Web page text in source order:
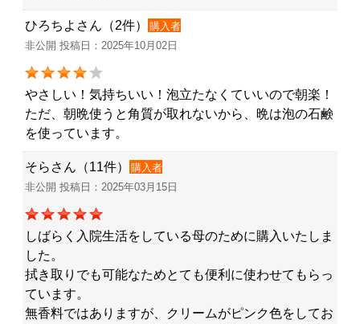
ひろちよさん（2件）
購入者
非公開 投稿日：2025年10月02日
やさしい！気持ちいい！泡立たなくていいので朝楽！
ただ、朝晩使うと角質が取れないから、晩は泡の石鹸
を使っています。
そらさん（11件）
購入者
非公開 投稿日：2025年03月15日
しばらく入院生活をしている母のために購入いたしま
した。
拭き取りでも可能なためとても便利に使わせてもらっ
ています。
無香料ではありますが、クリームがピンク色をしてお